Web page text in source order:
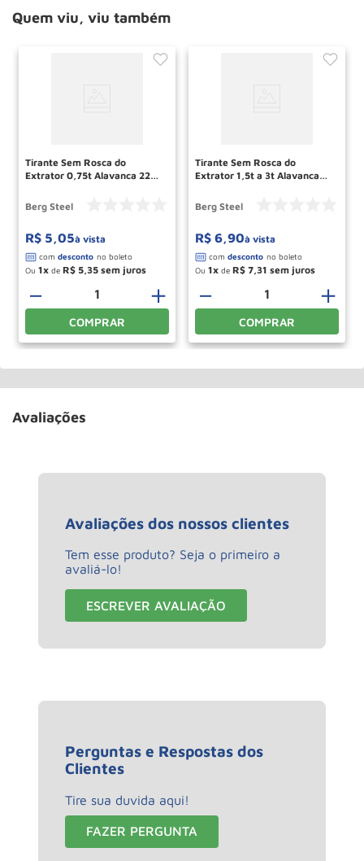
Quem viu, viu também
Tirante Sem Rosca do
Extrator 0,75t Alavanca 2223
Berg Steel
R$ 5,05à vista
Ou 1 de R$ 5,35
＋
－
COMPRAR
Tirante Sem Rosca do
Extrator 1,5t a 3t Alavanca
Berg Steel
R$ 6,90à vista
Ou 1 de R$ 7,31
＋
－
COMPRAR
Avaliações
Avaliações dos nossos clientes
Tem esse produto? Seja o primeiro a
avaliá-lo!
ESCREVER AVALIAÇÃO
Perguntas e Respostas dos
Clientes
Tire sua duvida aqui!
FAZER PERGUNTA